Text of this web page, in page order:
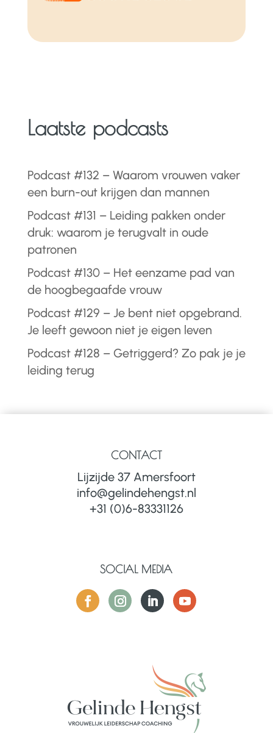
Laatste podcasts
Podcast #132 – Waarom vrouwen vaker
een burn-out krijgen dan mannen
Podcast #131 – Leiding pakken onder
druk: waarom je terugvalt in oude
patronen
Podcast #130 – Het eenzame pad van
de hoogbegaafde vrouw
Podcast #129 – Je bent niet opgebrand.
Je leeft gewoon niet je eigen leven
Podcast #128 – Getriggerd? Zo pak je je
leiding terug
CONTACT
Lijzijde 37 Amersfoort
info@gelindehengst.nl
+31 (0)6-83331126
SOCIAL MEDIA